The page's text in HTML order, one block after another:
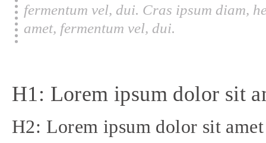
fermentum vel, dui. Cras ipsum diam,
amet, fermentum vel, dui.
H1: Lorem ipsum dolor sit
H2: Lorem ipsum dolor sit amet